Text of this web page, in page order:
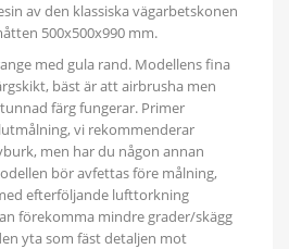
av den klassiska vägarbetskonen
500x500x990 mm.
med gula rand. Modellens fina
bäst är att airbrusha men
färg fungerar. Primer
vi rekommenderar
men har du någon annan
bör avfettas före målning,
efterföljande lufttorkning
förekomma mindre grader/skägg
yta som fäst detaljen mot